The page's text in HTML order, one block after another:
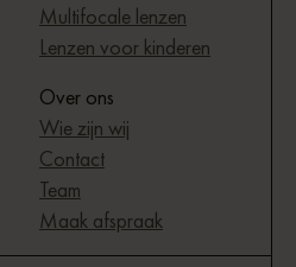
Multifocale lenzen
Lenzen voor kinderen
Over ons
Wie zijn wij
Contact
Team
Maak afspraak